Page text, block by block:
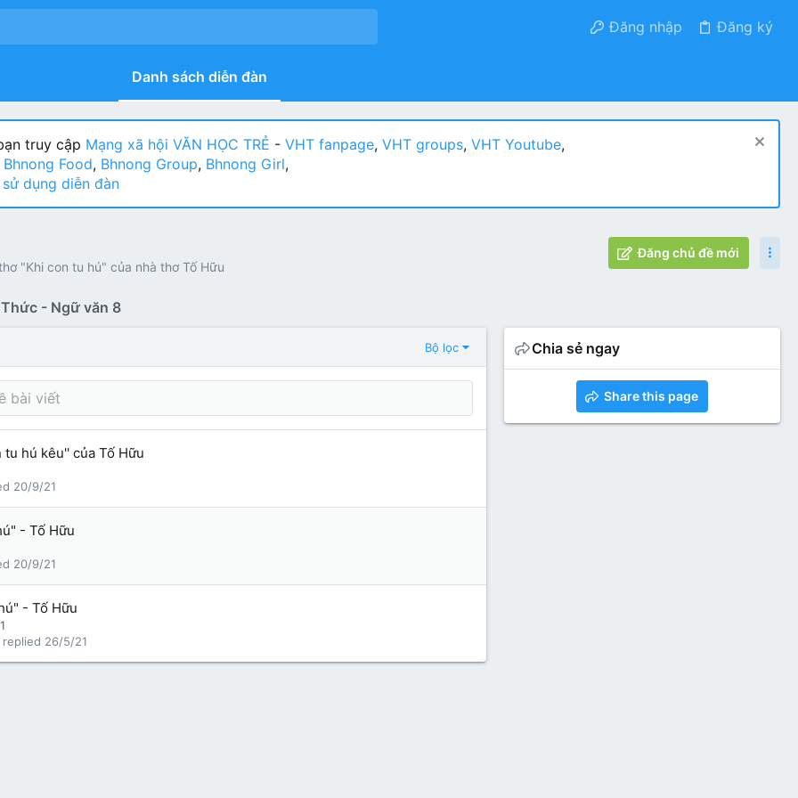
Đăng nhập Đăng ký
Danh sách diễn đàn
truy cập Mạng xã hội VĂN HỌC TRẺ - VHT fanpage, VHT groups, VHT Youtube,
Bhnong Food, Bhnong Group, Bhnong Girl,
sử dụng diễn đàn
"Khi con tu hú" của nhà thơ Tố Hữu
Đăng chủ đề mới
- Ngữ văn 8
Bộ lọc
hú kêu'' của Tố Hữu
20/9/21
- Tố Hữu
20/9/21
- Tố Hữu
26/5/21
Chia sẻ ngay
Share this page